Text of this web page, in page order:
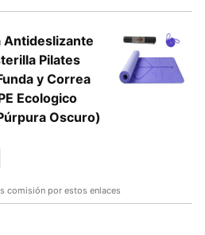
Antideslizante
Pilates
y Correa
Ecologico
Oscuro)
comisión por estos enlaces